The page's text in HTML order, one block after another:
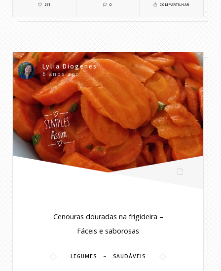
271 0 COMPARTILHAR
Lylia Diogenes
6 anos ago
Cenouras douradas na frigideira –
Fáceis e saborosas
LEGUMES - SAUDÁVEIS